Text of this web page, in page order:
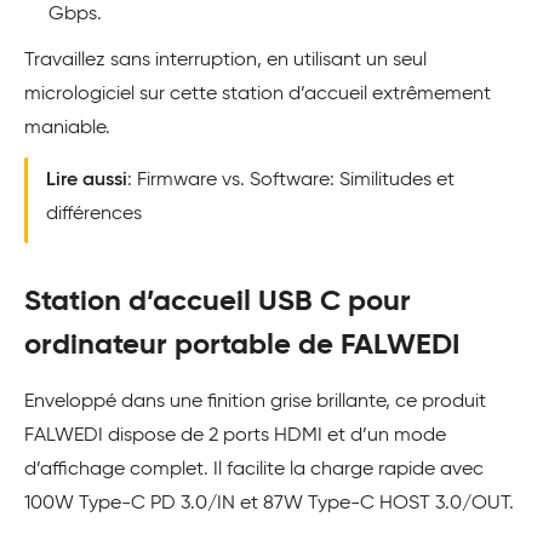
Gbps.
Travaillez sans interruption, en utilisant un seul
micrologiciel sur cette station d’accueil extrêmement
maniable.
Lire aussi: Firmware vs. Software: Similitudes et
différences
Station d’accueil USB C pour
ordinateur portable de FALWEDI
Enveloppé dans une finition grise brillante, ce produit
FALWEDI dispose de 2 ports HDMI et d’un mode
d’affichage complet. Il facilite la charge rapide avec
100W Type-C PD 3.0/IN et 87W Type-C HOST 3.0/OUT.